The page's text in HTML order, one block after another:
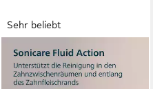
Sehr beliebt
PHILIPS SONICARE
Elektrische Zahnbürste
DiamondClean 9000 Special